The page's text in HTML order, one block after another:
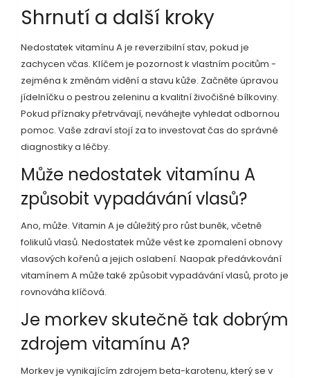
Shrnutí a další kroky
Nedostatek vitamínu A je reverzibilní stav, pokud je
zachycen včas. Klíčem je pozornost k vlastním pocitům -
zejména k změnám vidění a stavu kůže. Začněte úpravou
jídelníčku o pestrou zeleninu a kvalitní živočišné bílkoviny.
Pokud příznaky přetrvávají, neváhejte vyhledat odbornou
pomoc. Vaše zdraví stojí za to investovat čas do správné
diagnostiky a léčby.
Může nedostatek vitamínu A
způsobit vypadávání vlasů?
Ano, může. Vitamin A je důležitý pro růst buněk, včetně
folikulů vlasů. Nedostatek může vést ke zpomalení obnovy
vlasových kořenů a jejich oslabení. Naopak předávkování
vitamínem A může také způsobit vypadávání vlasů, proto je
rovnováha klíčová.
Je morkev skutečně tak dobrým
zdrojem vitamínu A?
Morkev je vynikajícím zdrojem beta-karotenu, který se v